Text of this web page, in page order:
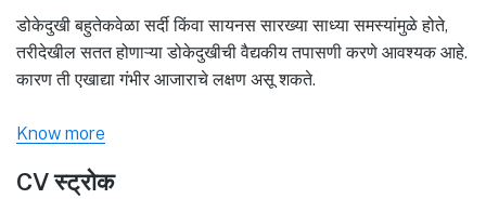
डोकेदुखी बहुतेकवेळा सर्दी किंवा सायनस सारख्या साध्या समस्यांमुळे होते,
तरीदेखील सतत होणाऱ्या डोकेदुखीची वैद्यकीय तपासणी करणे आवश्यक आहे.
कारण ती एखाद्या गंभीर आजाराचे लक्षण असू शकते.
Know more
CV स्ट्रोक